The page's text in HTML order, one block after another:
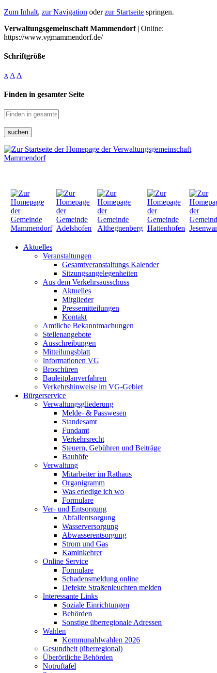
Zum Inhalt, zur Navigation oderzur Startseite springen.
Verwaltungsgemeinschaft Mammendorf| Online:
https://www.vgmammendorf.de/
Schriftgröße
A A A
Finden in gesamter Seite
suchen
Aktuelles
Veranstaltungen
Gesamtveranstaltungs Kalender
Sitzungsangelegenheiten
Aus dem Verkehrsausschuss
Aktuelles
Mitglieder
Pressemitteilungen
Kontakt
Amtliche Bekanntmachungen
Stellenangebote
Ausschreibungen
Mitteilungsblatt
Informationen VG
Broschüren
Bauleitplanverfahren
Verkehrshinweise im VG-Gebiet
Bürgerservice
Verwaltungsgliederung
Melde- & Passwesen
Standesamt
Fundamt
Verkehrsrecht
Steuern, Gebühren und Beiträge
Bauhöfe
Verwaltung
Mitarbeiter im Rathaus
Organigramm
Was erledige ich wo
Formulare
Ver- und Entsorgung
Abfallentsorgung
Wasserversorgung
Abwasserentsorgung
Strom und Gas
Kaminkehrer
Online Service
Formulare
Schadensmeldung online
Defekte Straßenleuchten melden
Interessante Links
Soziale Einrichtungen
Behörden
Sonstige überregionale Adressen
Wahlen
Kommunahlwahlen 2026
Gesundheit (überregional)
Überörtliche Behörden
Notruftafel